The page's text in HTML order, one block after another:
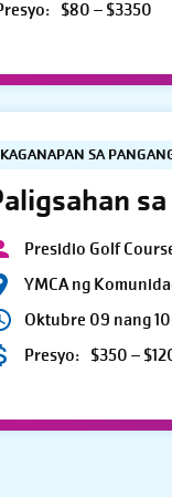
$80 – $3350
KAGANAPAN SA
Presidio Golf
YMCA ng
Oktubre 09 nang
Presyo: $350 –